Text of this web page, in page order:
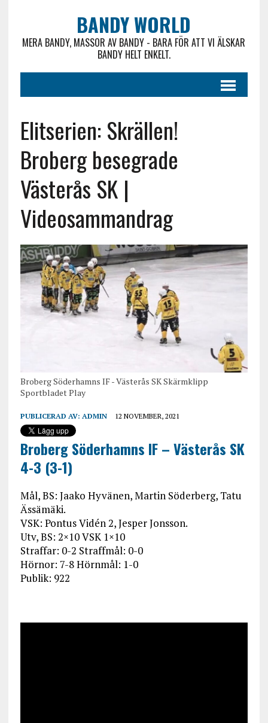
BANDY WORLD
MERA BANDY, MASSOR AV BANDY - BARA FÖR ATT VI ÄLSKAR
BANDY HELT ENKELT.
Elitserien: Skrällen!
Broberg besegrade
Västerås SK |
Videosammandrag
Broberg Söderhamns IF - Västerås SK Skärmklipp
Sportbladet Play
PUBLICERAD AV: ADMIN 12 NOVEMBER, 2021
Broberg Söderhamns IF – Västerås SK
4-3 (3-1)
Mål, BS: Jaako Hyvänen, Martin Söderberg, Tatu
Ässämäki.
VSK: Pontus Vidén 2, Jesper Jonsson.
Utv, BS: 2×10 VSK 1×10
Straffar: 0-2 Straffmål: 0-0
Hörnor: 7-8 Hörnmål: 1-0
Publik: 922